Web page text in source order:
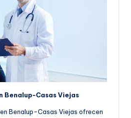
Benalup-Casas Viejas
Benalup-Casas Viejas ofrecen